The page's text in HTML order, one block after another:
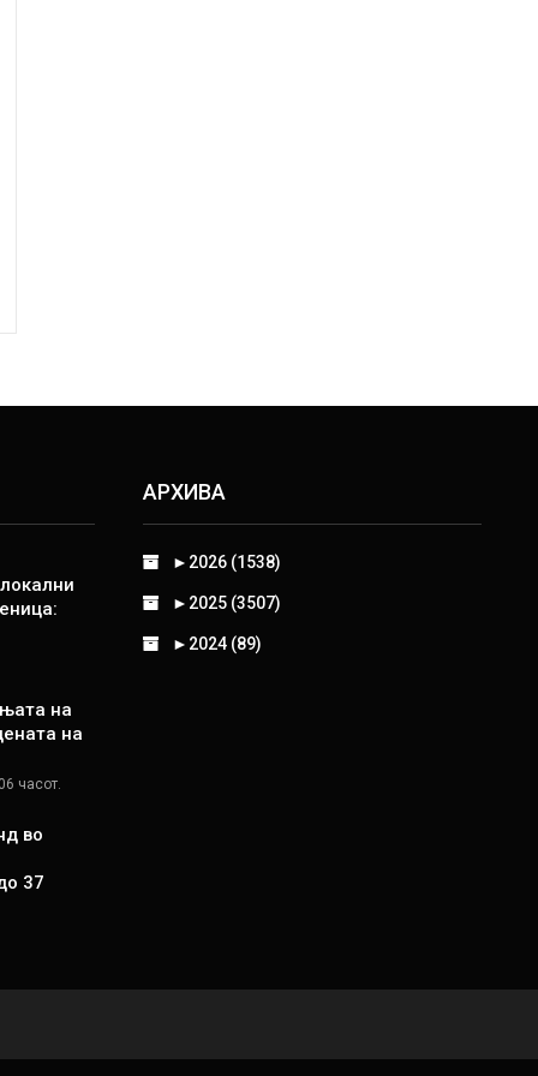
на
на
часот.
во
37
АРХИВА
► 2026 (1538)
► 2025 (3507)
► 2024 (89)